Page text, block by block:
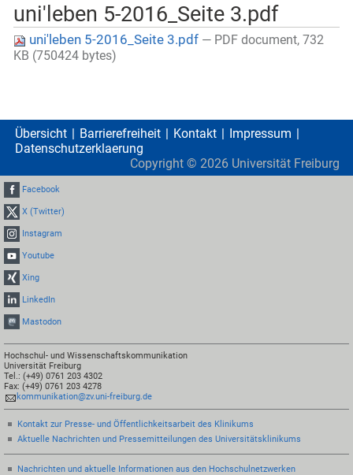
uni'leben 5-2016_Seite 3.pdf
uni'leben 5-2016_Seite 3.pdf — PDF document, 732
KB (750424 bytes)
Übersicht Barrierefreiheit Kontakt
Impressum
Datenschutzerklaerung
Copyright © 2026 Universität Freiburg
Facebook
X (Twitter)
Instagram
Youtube
Xing
LinkedIn
Mastodon
Hochschul- und Wissenschaftskommunikation
Universität Freiburg
Tel.: (+49) 0761 203 4302
Fax: (+49) 0761 203 4278
kommunikation@zv.uni-freiburg.de
Kontakt zur Presse- und Öffentlichkeitsarbeit des Klinikums
Aktuelle Nachrichten und Pressemitteilungen des Universitätsklinikums
Nachrichten und aktuelle Informationen aus den Hochschulnetzwerken